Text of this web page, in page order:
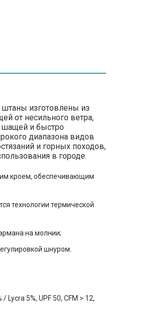
изготовлены из
от несильного ветра,
и быстро
диапазона видов
и горных походов,
в городе.
кроем, обеспечивающим
технологии термической
на молнии;
шнуром.
Lycra 5%, UPF 50, CFM > 12,